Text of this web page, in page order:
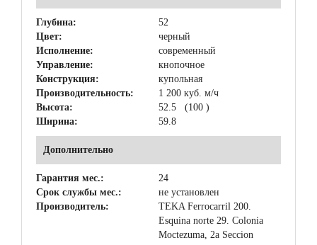
Глубина:
52
Цвет:
черный
Исполнение:
современный
Управление:
кнопочное
Конструкция:
купольная
Производительность:
1 200 куб. м/ч
Высота:
52.5 (100 )
Ширина:
59.8
Дополнительно
Гарантия мес.:
24
Срок службы мес.:
не установлен
Производитель:
TEKA Ferrocarril 200.
Esquina norte 29. Colonia
Moctezuma, 2a Seccion